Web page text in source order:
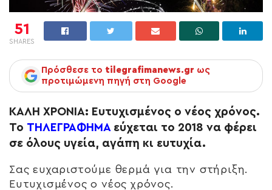
51
SHARES
Πρόσθεσε το tilegrafimanews.gr ως
προτιμώμενη πηγή στη Google
ΚΑΛΗ ΧΡΟΝΙΑ: Ευτυχισμένος ο νέος χρόνος.
Το ΤΗΛΕΓΡΑΦΗΜΑ εύχεται το 2018 να φέρει
σε όλους υγεία, αγάπη κι ευτυχία.
Σας ευχαριστούμε θερμά για την στήριξη.
Ευτυχισμένος ο νέος χρόνος.